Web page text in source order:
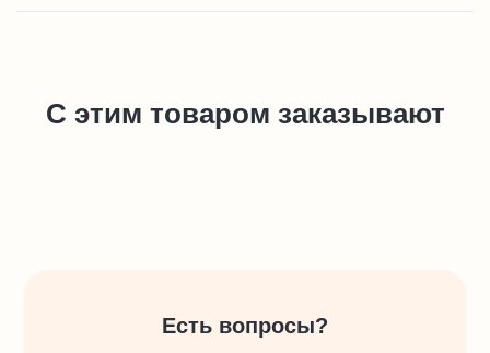
С этим товаром заказывают
Есть вопросы?